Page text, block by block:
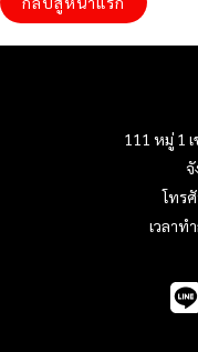
111 หมู่ 1
จั
โทร
เวลาท